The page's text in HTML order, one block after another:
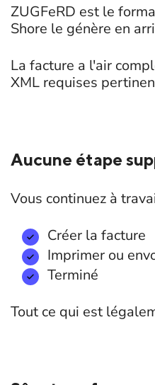
ZUGFeRD est le
Shore le génère en
La facture a l'air
XML requises
Aucune étape
Vous continuez à
Créer la facture
Imprimer ou
Terminé
Tout ce qui est